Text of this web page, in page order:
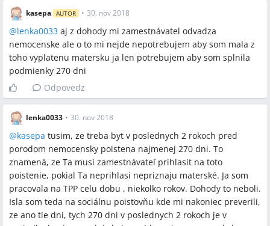
Možnosť A: Dni nemocenského poistenia v rozhodujucom
období sa rátajú len raz za deň aj pri viacerých pracovných
pomeroch.
Možnosť B: Dni nemocenského poistenia sa pri kombinácii
HPP a dohôd sčítavajú (v diskusii uvádzané ako alternatívny
názor).
Možnosť A: Zamestnávateľ musí odvádzať nemocenské
odvody z dohody a prihlasovať na nemocenské poistenie.
Možnosť B: V diskusii sa tiež uvádzalo, že zamestnávateľ z
dohody „môže, ale nemusí“ prihlásiť na nemocenské (toto
tvrdenie je sporné).
Otvorené otázky
Ako presne sa vypočítava 270 dní nemocenského poistenia
pri kombinácii HPP a niekoľkých dohôd (konkrétny spôsob
sčítania vs. rátania len raz za deň zostal nevyjasnený).
kasepa AUTOR • 30. nov 2018
@lenka0033 aj z dohody mi zamestnávatel odvadza
nemocenske ale o to mi nejde nepotrebujem aby som mala z
toho vyplatenu matersku ja len potrebujem aby som splnila
podmienky 270 dni
Odpovedz
lenka0033 • 30. nov 2018
@kasepa tusim, ze treba byt v poslednych 2 rokoch pred
porodom nemocensky poistena najmenej 270 dni. To
znamená, ze Ta musi zamestnávateľ prihlasit na toto
poistenie, pokial Ta neprihlasi nepriznaju materské. Ja som
pracovala na TPP celu dobu , niekolko rokov. Dohody to neboli.
Isla som teda na sociálnu poisťovňu kde mi nakoniec preverili,
ze ano tie dni, tych 270 dni v poslednych 2 rokoch je v